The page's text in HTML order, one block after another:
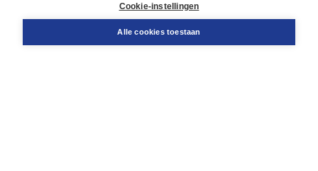
Cookie-instellingen
Alle cookies toestaan